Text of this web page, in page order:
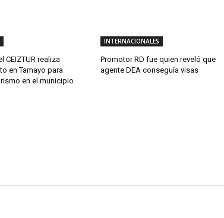
CEIZTUR realiza
en Tamayo para
en el municipio
INTERNACIONALES
Promotor RD fue quien reveló que
agente DEA conseguía visas